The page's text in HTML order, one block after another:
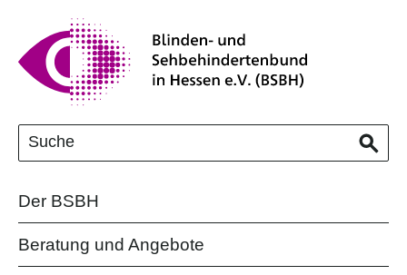
Der BSBH
Beratung und Angebote